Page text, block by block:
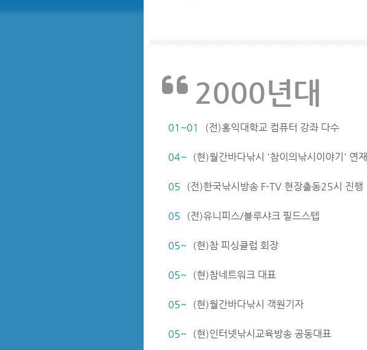
2000년대
01~01 (전)홍익대학교 컴퓨터 강좌 다수
04~ (현)월간바다낚시 '참이의낚시이야기' 연재
05 (전)한국낚시방송 F-TV 현장출동25시 진행
05 (전)유니피스/블루샤크 필드스텝
05~ (현)참 피싱클럽 회장
05~ (현)참네트워크 대표
05~ (현)월간바다낚시 객원기자
05~ (현)인터넷낚시교육방송 공동대표